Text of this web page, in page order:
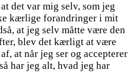
det var mig selv, som jeg
kærlige forandringer i mit
at jeg selv måtte være den
blev det kærligt at være
at når jeg ser og accepterer
har jeg alt, hvad jeg har